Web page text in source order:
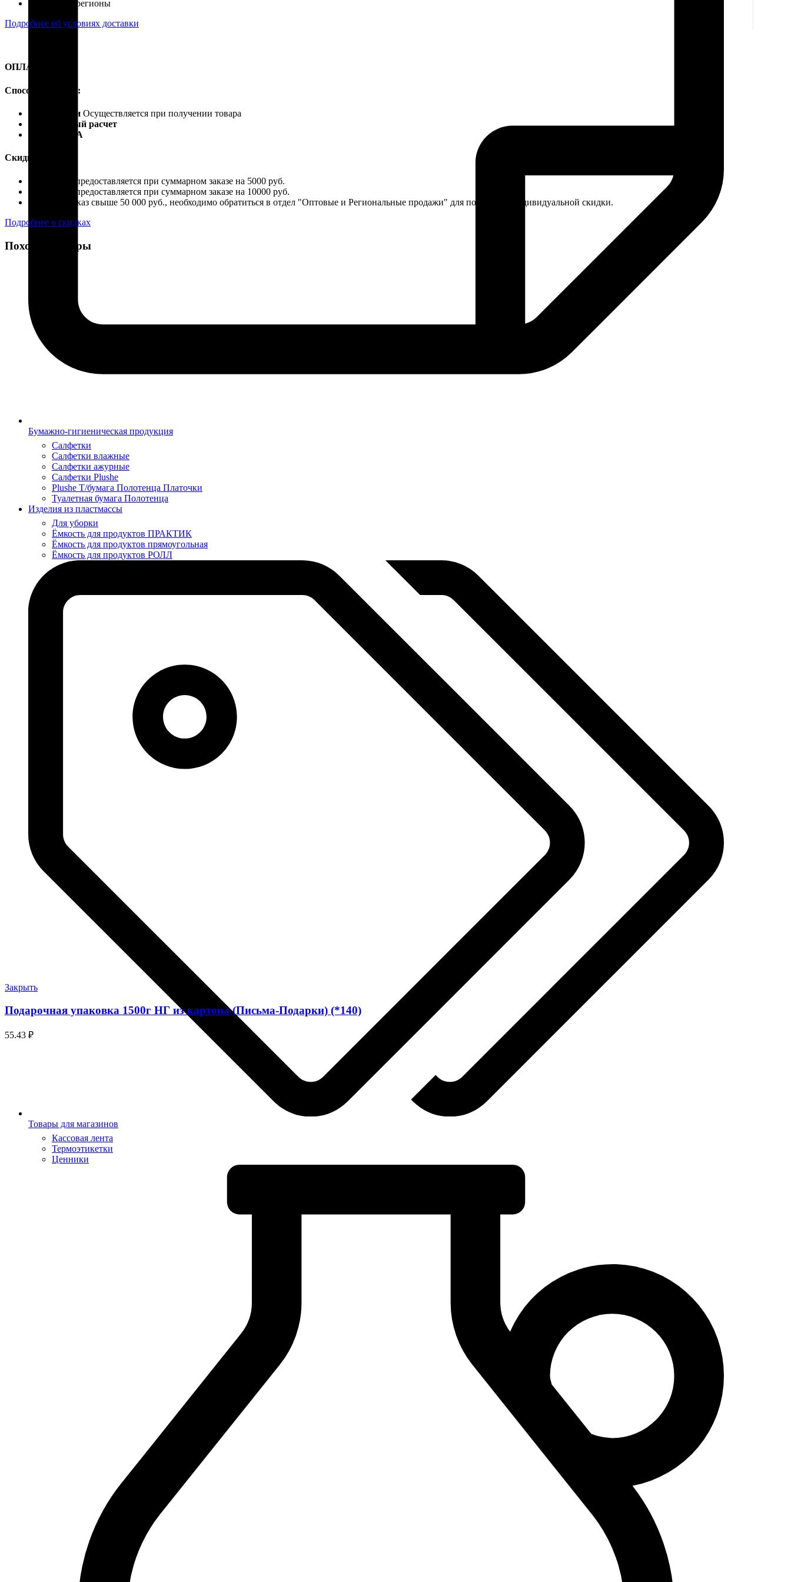
Бумажно-гигиеническая продукция
Салфетки
Салфетки влажные
Салфетки ажурные
Салфетки Plushe
Plushe Т/бумага Полотенца Платочки
Туалетная бумага Полотенца
Изделия из пластмассы
Для уборки
Ёмкость для продуктов ПРАКТИК
Ёмкость для продуктов прямоугольная
Ёмкость для продуктов РОЛЛ
Товары для магазинов
Кассовая лента
Термоэтикетки
Ценники
Россия, все регионы
Подробнее об условиях доставки
ОПЛАТА
Способы оплаты:
Наличными Осуществляется при получении товара
Безналичный расчет
Карты VISA
Скидки:
Скидка 4% предоставляется при суммарном заказе на 5000 руб.
Скидка 7% предоставляется при суммарном заказе на 10000 руб.
Если ваш заказ свыше 50 000 руб., необходимо обратиться в отдел "Оптовые и Региональные продажи" для получения индивидуальной скидки.
Подробнее о скидках
Похожие товары
Закрыть
Подарочная упаковка 1500г НГ из картона (Письма-Подарки) (*140)
55.43 ₽